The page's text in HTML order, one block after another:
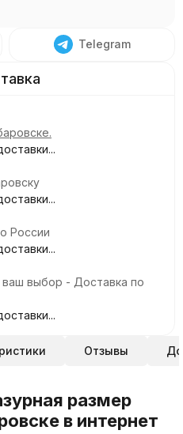
Telegram
России
ваш выбор - Доставка по
Отзывы
размер
в интернет